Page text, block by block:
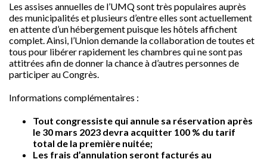
Les assises annuelles de l’UMQ sont très populaires auprès
des municipalités et plusieurs d’entre elles sont actuellement
en attente d’un hébergement puisque les hôtels affichent
complet. Ainsi, l’Union demande la collaboration de toutes et
tous pour libérer rapidement les chambres qui ne sont pas
attitrées afin de donner la chance à d’autres personnes de
participer au Congrès.
Informations complémentaires :
Tout congressiste qui annule sa réservation après
le 30 mars 2023 devra acquitter 100 % du tarif
total de la première nuitée;
Les frais d’annulation seront facturés au